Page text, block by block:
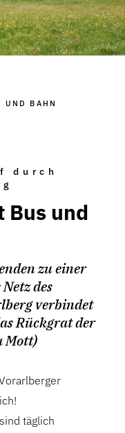
UND BAHN
durch
Bus und
zu einer
des
verbindet
Rückgrat der
Mott)
täglich